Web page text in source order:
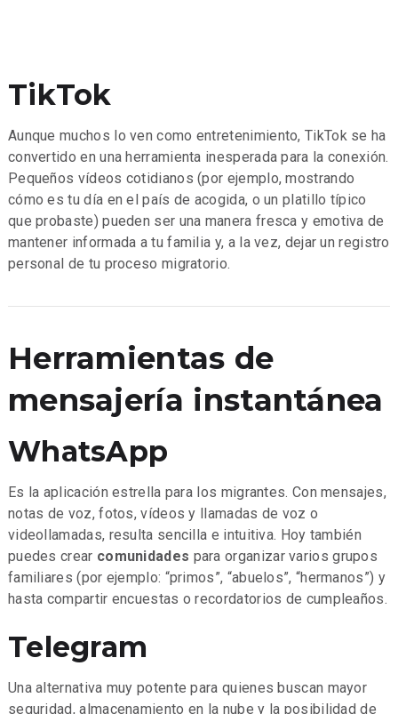
TikTok
Aunque muchos lo ven como entretenimiento, TikTok se ha
convertido en una herramienta inesperada para la conexión.
Pequeños vídeos cotidianos (por ejemplo, mostrando
cómo es tu día en el país de acogida, o un platillo típico
que probaste) pueden ser una manera fresca y emotiva de
mantener informada a tu familia y, a la vez, dejar un registro
personal de tu proceso migratorio.
Herramientas de
mensajería instantánea
WhatsApp
Es la aplicación estrella para los migrantes. Con mensajes,
notas de voz, fotos, vídeos y llamadas de voz o
videollamadas, resulta sencilla e intuitiva. Hoy también
puedes crear comunidades para organizar varios grupos
familiares (por ejemplo: “primos”, “abuelos”, “hermanos”) y
hasta compartir encuestas o recordatorios de cumpleaños.
Telegram
Una alternativa muy potente para quienes buscan mayor
seguridad, almacenamiento en la nube y la posibilidad de